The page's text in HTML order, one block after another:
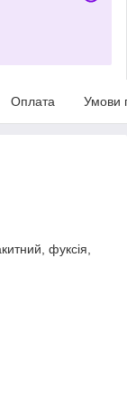
Оплата Умови
фуксія,